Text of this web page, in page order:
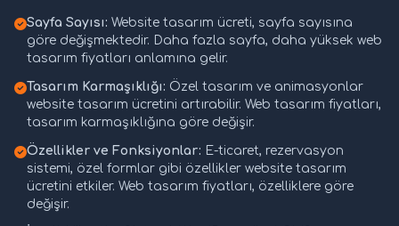
Sayfa Sayısı: Website tasarım ücreti, sayfa sayısına
göre değişmektedir. Daha fazla sayfa, daha yüksek web
tasarım fiyatları anlamına gelir.
Tasarım Karmaşıklığı: Özel tasarım ve animasyonlar
website tasarım ücretini artırabilir. Web tasarım fiyatları,
tasarım karmaşıklığına göre değişir.
Özellikler ve Fonksiyonlar: E-ticaret, rezervasyon
sistemi, özel formlar gibi özellikler website tasarım
ücretini etkiler. Web tasarım fiyatları, özelliklere göre
değişir.